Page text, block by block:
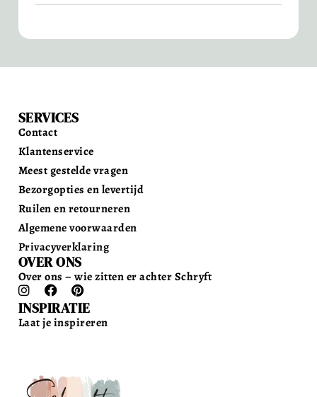
SERVICES
Contact
Klantenservice
Meest gestelde vragen
Bezorgopties en levertijd
Ruilen en retourneren
Algemene voorwaarden
Privacyverklaring
OVER ONS
Over ons – wie zitten er achter Schryft
INSPIRATIE
Laat je inspireren